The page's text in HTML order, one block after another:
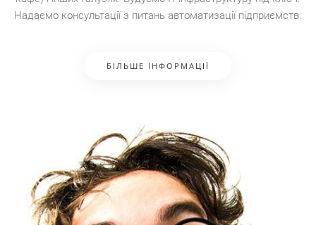
Надаємо консультацiї з питань автоматизацiї пiдприємств.
БІЛЬШЕ ІНФОРМАЦІЇ